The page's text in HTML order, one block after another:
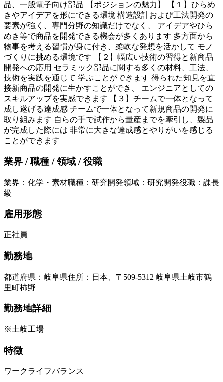
品、一般電子向け部品 【ポジションの魅力】 【１】ひらめ
きやアイデアを形にできる環境 構造設計および工法開発の
要素が強く、専門分野の知識だけでなく、 アイデアやひら
めき等で商品を開発できる機会が多くあります 多方面から
物事を考える習慣が身に付き、柔軟な発想を活かして モノ
づくりに挑める環境です 【２】幅広い技術の習得と新商品
開発への応用 セラミック部品に関する多くの材料、工法、
技術を実践を通じて 学ぶことができます 得られた知見を直
接新商品の開発に生かすことができ、 エンジニアとしての
スキルアップを実感できます 【３】チームで一体となって
成し遂げる達成感 チームで一体となって新規商品の開発に
取り組みます 自らの手で試作から量産までを牽引し、製品
が完成した際には 非常に大きな達成感とやりがいを感じる
ことができます
業界 / 職種 / 領域 / 役職
業界 ： 化学・素材職種 ： 研究開発領域 ： 研究開発役職 ： 課長
級
雇用形態
正社員
勤務地
都道府県 ： 岐阜県住所 ： 日本、〒509-5312 岐阜県土岐市鶴
里町柿野
勤務地詳細
※土岐工場
特徴
ワークライフバランス